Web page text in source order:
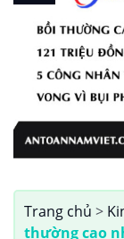
Trang chủ >
thường cao